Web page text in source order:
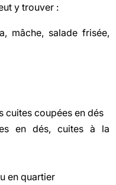
y trouver :
mâche, salade frisée,
cuites coupées en dés
en dés, cuites à la
en quartier